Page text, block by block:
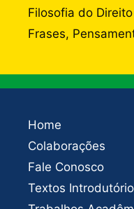
Filosofia do Direito
Frases,
Home
Colaborações
Fale Conosco
Textos